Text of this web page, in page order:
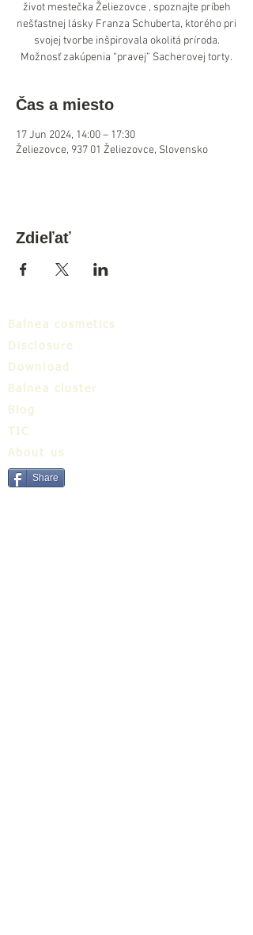
život mestečka Želiezovce , spoznajte príbeh
nešťastnej lásky Franza Schuberta, ktorého pri
svojej tvorbe inšpirovala okolitá príroda.
Možnosť zakúpenia “pravej” Sacherovej torty.
Čas a miesto
17 Jun 2024, 14:00 – 17:30
Želiezovce, 937 01 Želiezovce, Slovensko
Zdieľať
Balnea cosmetics
Disclosure
Download
Balnea cluster
Blog
TIC
About us
Share